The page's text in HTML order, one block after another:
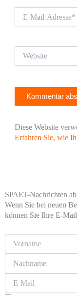
Mail-
Diese Website
Erfahren Sie, wie
SPAET-Nachrichten
Wenn Sie bei neuen
können Sie Ihre E-